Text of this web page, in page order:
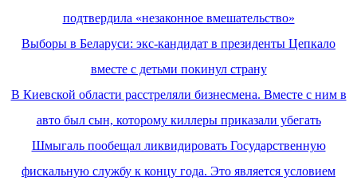
подтвердила «незаконное вмешательство»
Выборы в Беларуси: экс-кандидат в президенты Цепкало
вместе с детьми покинул страну
В Киевской области расстреляли бизнесмена. Вместе с ним в
авто был сын, которому киллеры приказали убегать
Шмыгаль пообещал ликвидировать Государственную
фискальную службу к концу года. Это является условием